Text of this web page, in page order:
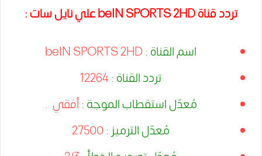
تردد قناة beIN SPORTS 2HD علي نايل سات :
اسم القناة :
تردد القناة :
مُعدّل استقطاب الموجة :أفقي .
مُعدّل الترميز :